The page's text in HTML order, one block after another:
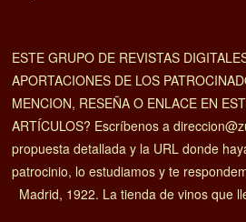
ESTE GRUPO DE REVISTAS
APORTACIONES DE LOS
MENCION, RESEÑA O ENLACE EN
ARTÍCULOS? Escríbenos a
propuesta detallada y la URL donde
patrocinio, lo estudiamos y te
Madrid, 1922. La tienda de vinos que